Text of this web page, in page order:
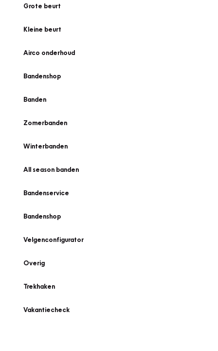
Grote beurt
Kleine beurt
Airco onderhoud
Bandenshop
Banden
Zomerbanden
Winterbanden
All season banden
Bandenservice
Bandenshop
Velgenconfigurator
Overig
Trekhaken
Vakantiecheck